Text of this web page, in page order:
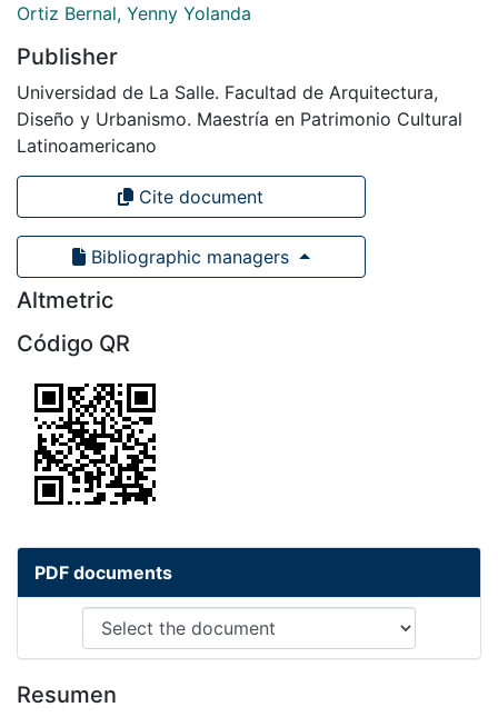
Ortiz Bernal, Yenny Yolanda
Publisher
Universidad de La Salle. Facultad de Arquitectura,
Diseño y Urbanismo. Maestría en Patrimonio Cultural
Latinoamericano
Cite document
Bibliographic managers
Altmetric
Código QR
PDF documents
Resumen